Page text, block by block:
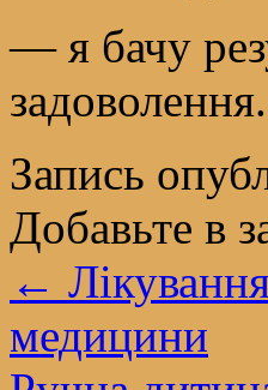
— я бачу
задоволення.
Запись
Добавьте в
←
медицини